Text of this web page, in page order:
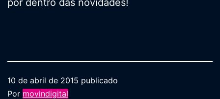
por dentro das novidades!
10 de abril de 2015 publicado
Por movindigital